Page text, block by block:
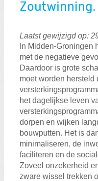
Zoutwinning.
Laatst gewijzigd op:
In Midden-Groningen
met de negatieve
Daardoor is grote
moet worden hersteld
het dagelijkse leven
dorpen en wijken
bouwputten. Het is
minimaliseren, de
faciliteren en de
Zoveel onzekerheid
zware wissel trekken